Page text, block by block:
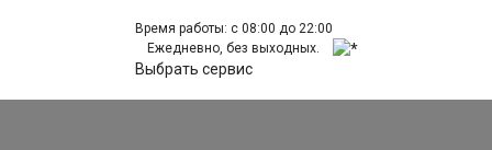
Время работы: с 08:00 до 22:00
Ежедневно, без выходных.
Выбрать сервис